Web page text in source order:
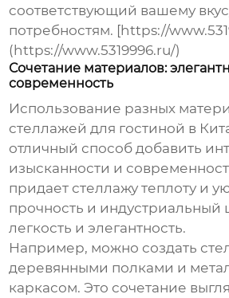
соответствующий вашему
потребностям. [https://
(https://www.5319996.ru/)
Сочетание материалов:
современность
Использование разных
стеллажей для гостиной в
отличный способ добавить
изысканности и
придает стеллажу теплоту и
прочность и индустриальный
легкость и элегантность.
Например, можно создать
деревянными полками и
каркасом. Это сочетание